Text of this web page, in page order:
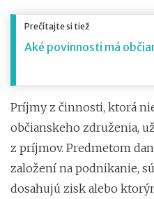
Prečítajte si tiež
Aké povinnosti má
Príjmy z činnosti, ktorá
občianskeho združenia,
z príjmov. Predmetom
založení na podnikanie,
dosahujú zisk alebo